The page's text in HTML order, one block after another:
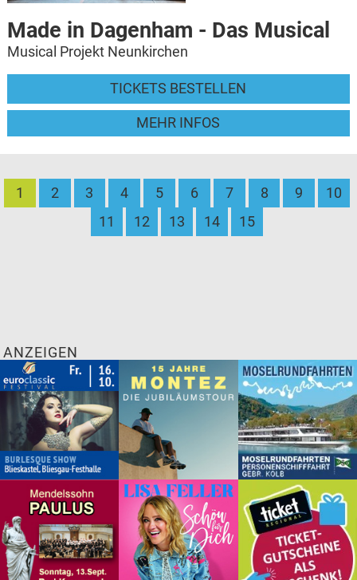
Made in Dagenham - Das Musical
Musical Projekt Neunkirchen
TICKETS BESTELLEN
MEHR INFOS
1 2 3 4 5 6 7 8 9
10
11
12 13 14 15
ANZEIGEN